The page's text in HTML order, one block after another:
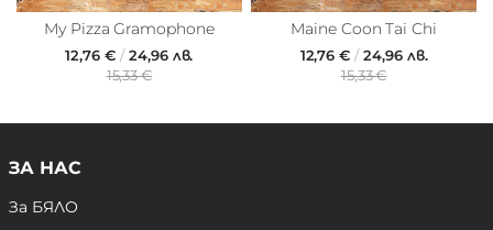
My Pizza Gramophone
12,76 € /24,96 лв.
15,33 €
Maine Coon Tai Chi
12,76 €/24,96 лв.
15,33 €
ЗА НАС
За БЯЛО